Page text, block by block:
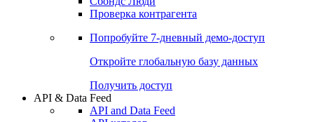
Сохраненные запросы
Чат
Проверка контрагента
Попробуйте7-дневный
Откройте глобальную базу данных